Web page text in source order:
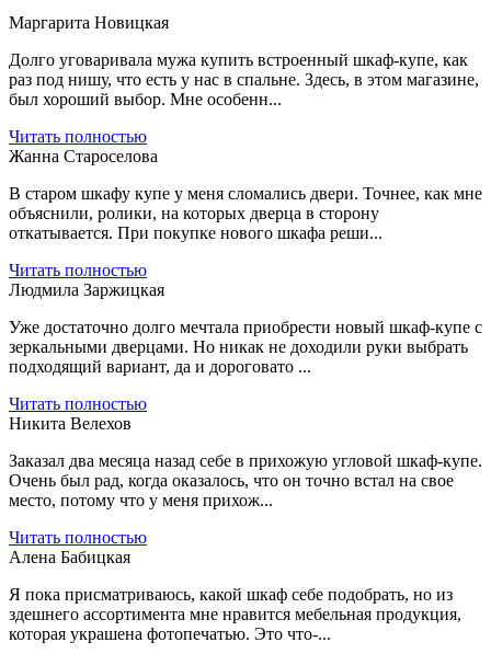
Маргарита Новицкая
Долго уговаривала мужа купить встроенный шкаф-купе, как
раз под нишу, что есть у нас в спальне. Здесь, в этом магазине,
был хороший выбор. Мне особенн...
Читать полностью
Жанна Староселова
В старом шкафу купе у меня сломались двери. Точнее, как мне
объяснили, ролики, на которых дверца в сторону
откатывается. При покупке нового шкафа реши...
Читать полностью
Людмила Заржицкая
Уже достаточно долго мечтала приобрести новый шкаф-купе с
зеркальными дверцами. Но никак не доходили руки выбрать
подходящий вариант, да и дороговато ...
Читать полностью
Никита Велехов
Заказал два месяца назад себе в прихожую угловой шкаф-купе.
Очень был рад, когда оказалось, что он точно встал на свое
место, потому что у меня прихож...
Читать полностью
Алена Бабицкая
Я пока присматриваюсь, какой шкаф себе подобрать, но из
здешнего ассортимента мне нравится мебельная продукция,
которая украшена фотопечатью. Это что-...